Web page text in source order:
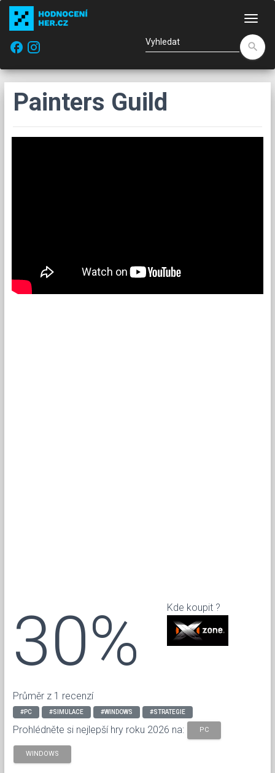
facebook
search
Painters Guild
30%
Průměr z 1 recenzí
Kde koupit ?
#PC #SIMULACE #WINDOWS #STRATEGIE
Prohlédněte si nejlepší hry roku 2026 na: PC
WINDOWS